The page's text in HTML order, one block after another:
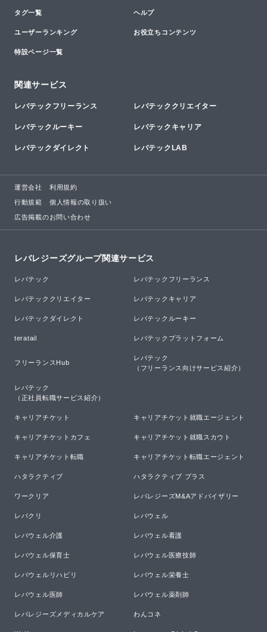
タグ一覧 ヘルプ
ユーザーランキング お役立ちコンテンツ
特設ページ一覧
関連サービス
レバテックフリーランス レバテッククリエイター
レバテックルーキー レバテックキャリア
レバテックダイレクト レバテックLAB
運営会社 利用規約
行動規範 個人情報の取り扱い
広告掲載のお問い合わせ
レバレジーズグループ関連サービス
レバテック レバテックフリーランス
レバテッククリエイター レバテックキャリア
レバテックダイレクト レバテックルーキー
teratail レバテックプラットフォーム
フリーランスHub
レバテック
（フリーランス向けサービス紹介）
レバテック
（正社員転職サービス紹介）
キャリアチケット キャリアチケット就職エージェント
キャリアチケットカフェ キャリアチケット就職スカウト
キャリアチケット転職 キャリアチケット転職エージェント
ハタラクティブ ハタラクティブ プラス
ワークリア レバレジーズM&Aアドバイザリー
レバクリ レバウェル
レバウェル介護 レバウェル看護
レバウェル保育士 レバウェル医療技師
レバウェルリハビリ レバウェル栄養士
レバウェル医師 レバウェル薬剤師
レバレジーズメディカルケア わんコネ